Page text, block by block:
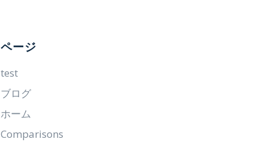
ページ
test
ブログ
ホーム
Comparisons